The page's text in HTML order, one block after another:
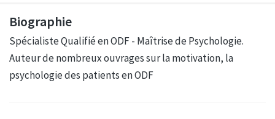
Biographie
Spécialiste Qualifié en ODF - Maîtrise de Psychologie.
Auteur de nombreux ouvrages sur la motivation, la
psychologie des patients en ODF